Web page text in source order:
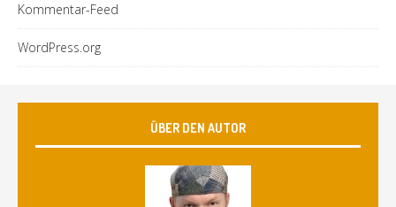
Kommentar-Feed
WordPress.org
ÜBER DEN AUTOR